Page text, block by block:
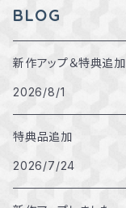
16～16.5号
17～17.5号
18～18.5号
BLOG
新作アップ＆特典追加
2026/8/1
特典品追加
2026/7/24